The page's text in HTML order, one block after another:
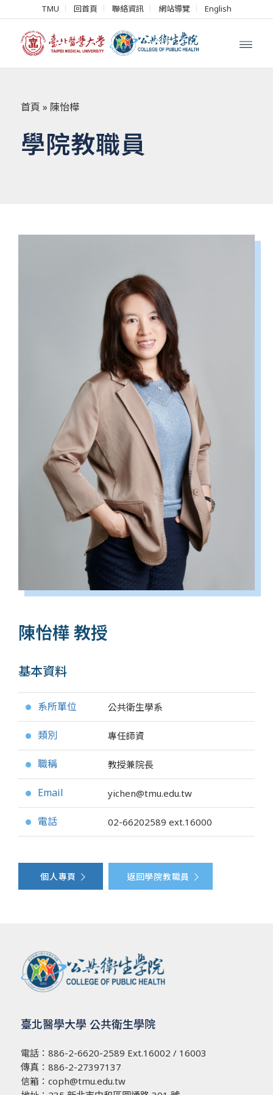
TMU 回首頁 聯絡資訊 網站導覽 English
首頁 » 陳怡樺
學院教職員
陳怡樺 教授
基本資料
● 系所單位 公共衛生學系
● 類別 專任師資
● 職稱 教授兼院長
● Email yichen@tmu.edu.tw
● 電話 02-66202589 ext.16000
個人專頁 返回學院教職員
臺北醫學大學 公共衛生學院
電話： 886-2-6620-2589 Ext.16002 / 16003
傳真：886-2-27397137
信箱： coph@tmu.edu.tw